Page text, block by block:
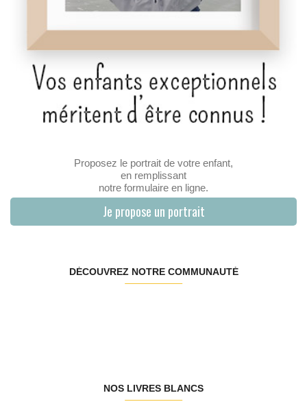
Proposez le portrait de votre enfant,
en remplissant
notre formulaire en ligne.
Je propose un portrait
DÉCOUVREZ NOTRE COMMUNAUTÉ
NOS LIVRES BLANCS